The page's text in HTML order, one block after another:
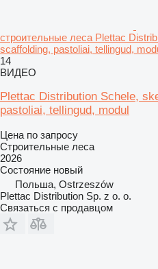
строительные леса Plettac
scaffolding, pastoliai, tellingud,
14
ВИДЕО
Plettac Distribution Schele,
pastoliai, tellingud, modul
Цена по запросу
Строительные леса
2026
Состояние новый
Польша, Ostrzeszów
Plettac Distribution Sp. z o. o.
Связаться с продавцом